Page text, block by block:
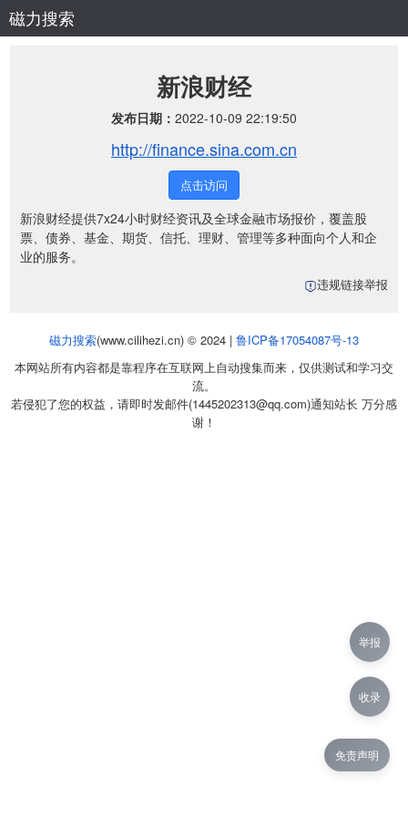
磁力搜索
新浪财经
发布日期： 2022-10-09 22:19:50
http://finance.sina.com.cn
点击访问
新浪财经提供7x24小时财经资讯及全球金融市场报价，覆盖股
票、债券、基金、期货、信托、理财、管理等多种面向个人和企
业的服务。
违规链接举报
磁力搜索(www.cilihezi.cn) © 2024 | 鲁ICP备17054087号-13
本网站所有内容都是靠程序在互联网上自动搜集而来，仅供测试和学习交
流。
若侵犯了您的权益，请即时发邮件(1445202313@qq.com)通知站长 万分感
谢！
免责声明
举报
收录